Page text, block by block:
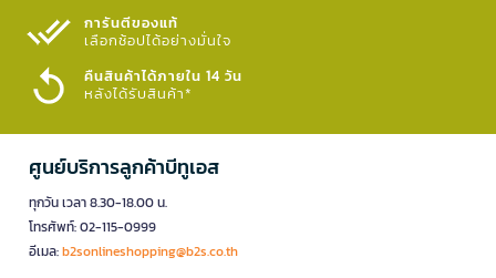
การันตีของแท้
เลือกช้อปได้อย่างมั่นใจ​
คืนสินค้าได้ภายใน 14 วัน
หลังได้รับสินค้า*
ศูนย์บริการลูกค้าบีทูเอส
ทุกวัน เวลา 8.30-18.00 น.
โทรศัพท์: 02-115-0999
อีเมล:b2sonlineshopping@b2s.co.th